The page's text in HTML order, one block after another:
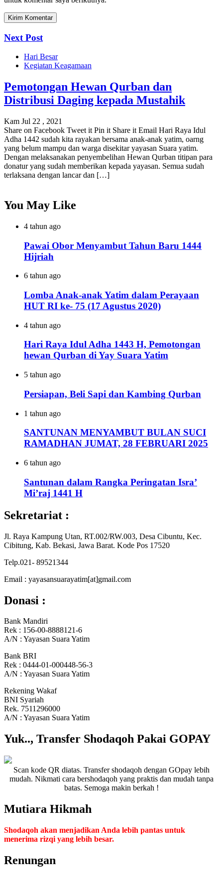
Next Post
Hari Besar
Kegiatan Keagamaan
Pemotongan Hewan Qurban dan
Distribusi Daging kepada Mustahik
Kam Jul 22 , 2021
Share on Facebook Tweet it Pin it Share it Email Hari Raya Idul
Adha 1442 sudah kita rayakan bersama anak-anak yatim, oarng
yang belum mampu dan warga disekitar yayasan Suara yatim.
Dengan melaksanakan penyembelihan Hewan Qurban titipan para
donatur yang sudah memberikan kepada yayasan. Semua sudah
terlaksana dengan lancar dan […]
You May Like
4 tahun ago
Pawai Obor Menyambut Tahun Baru 1444
Hijriah
6 tahun ago
Lomba Anak-anak Yatim dalam Perayaan
HUT RI ke- 75 (17 Agustus 2020)
4 tahun ago
Hari Raya Idul Adha 1443 H, Pemotongan
hewan Qurban di Yay Suara Yatim
5 tahun ago
Persiapan, Beli Sapi dan Kambing Qurban
1 tahun ago
SANTUNAN MENYAMBUT BULAN SUCI
RAMADHAN JUMAT, 28 FEBRUARI 2025
6 tahun ago
Santunan dalam Rangka Peringatan Isra’
Mi’raj 1441 H
Sekretariat :
Jl. Raya Kampung Utan, RT.002/RW.003, Desa Cibuntu, Kec.
Cibitung, Kab. Bekasi, Jawa Barat. Kode Pos 17520
Telp.021- 89521344
Email : yayasansuarayatim[at]gmail.com
Donasi :
Bank Mandiri
Rek : 156-00-8888121-6
A/N : Yayasan Suara Yatim
Bank BRI
Rek : 0444-01-000448-56-3
A/N : Yayasan Suara Yatim
Rekening Wakaf
BNI Syariah
Rek. 7511296000
A/N : Yayasan Suara Yatim
Yuk.., Transfer Shodaqoh Pakai GOPAY
Scan kode QR diatas. Transfer shodaqoh dengan GOpay lebih
mudah. Nikmati cara bershodaqoh yang praktis dan mudah tanpa
batas. Semoga makin berkah !
Mutiara Hikmah
Shodaqoh akan menjadikan Anda lebih pantas untuk
menerima rizqi yang lebih besar.
Renungan